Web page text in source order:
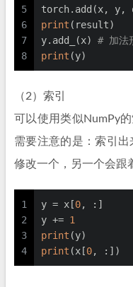
5
6
7
8
torch.add(x, y,
print (result)
y.add_(x) # 加法
print (y)
（2）索引
可以使用类似NumPy
需要注意的是：索引
修改一个，另一个会跟
1
2
3
4
y = x[0, :]
y += 1
print (y)
print (x[0, :])